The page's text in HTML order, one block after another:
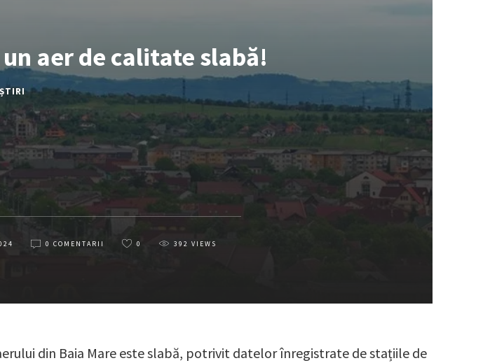
aer de calitate slabă!
0 COMENTARII 0 392 VIEWS
din Baia Mare este slabă, potrivit datelor înregistrate de stațiile de